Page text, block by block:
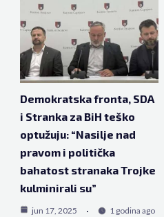
Demokratska fronta, SDA
i Stranka za BiH teško
optužuju: “Nasilje nad
pravom i politička
bahatost stranaka Trojke
kulminirali su”
jun 17, 2025 1 godina ago